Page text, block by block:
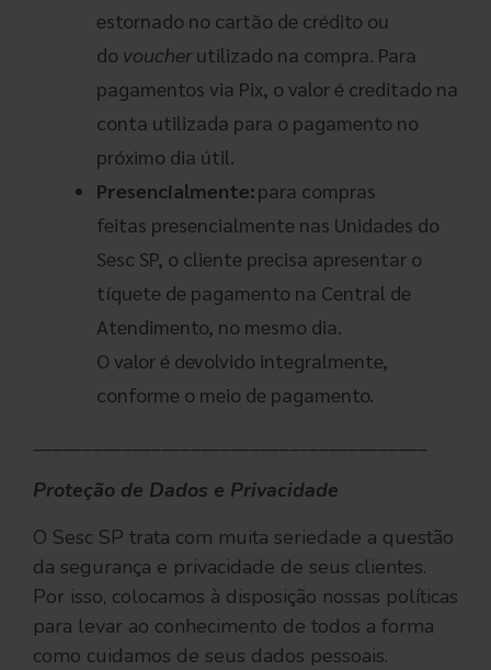
estornado no cartão de crédito ou
do voucherutilizado na compra. Para
pagamentos via Pix, o valor é creditado na
conta utilizada para o pagamento no
próximo dia útil.
Presencialmente:para compras
feitas presencialmente nas Unidades do
Sesc SP, o cliente precisa apresentar o
tíquete de pagamento na Central de
Atendimento, no mesmo dia.
O valor é devolvido integralmente,
conforme o meio de pagamento.
________________________________________
Proteção de Dados e Privacidade
O Sesc SP trata com muita seriedade a questão
da segurança e privacidade de seus clientes.
Por isso, colocamos à disposição nossas políticas
para levar ao conhecimento de todos a forma
como cuidamos de seus dados pessoais.